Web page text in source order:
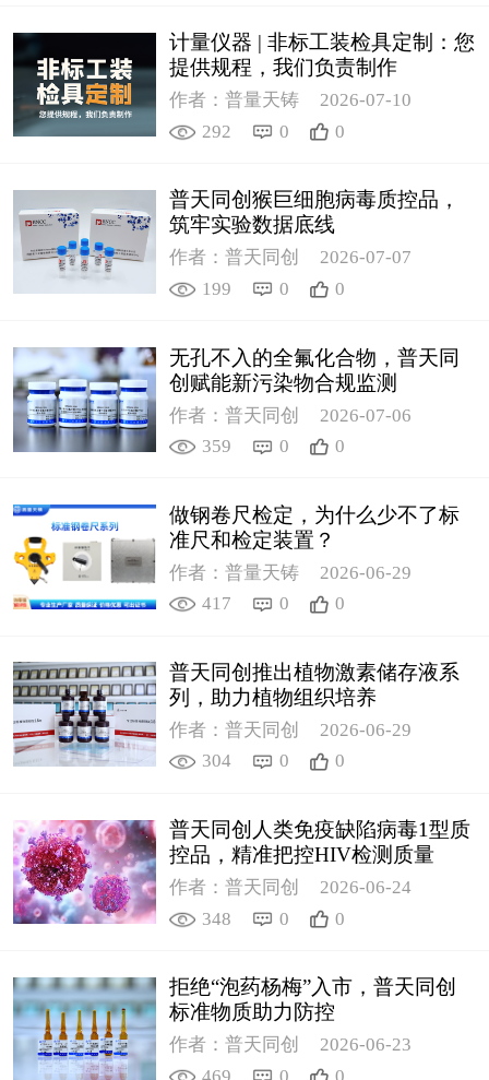
计量仪器 | 非标工装检具定制：您
提供规程，我们负责制作
作者：普量天铸
2026-07-10
292
0 0
普天同创猴巨细胞病毒质控品，
筑牢实验数据底线
作者：普天同创
2026-07-07
199
0 0
无孔不入的全氟化合物，普天同
创赋能新污染物合规监测
作者：普天同创
2026-07-06
359
0 0
做钢卷尺检定，为什么少不了标
准尺和检定装置？
作者：普量天铸
2026-06-29
417
0 0
普天同创推出植物激素储存液系
列，助力植物组织培养
作者：普天同创
2026-06-29
304
0 0
普天同创人类免疫缺陷病毒1型质
控品，精准把控HIV检测质量
作者：普天同创
2026-06-24
348
0 0
拒绝“泡药杨梅”入市，普天同创
标准物质助力防控
作者：普天同创
2026-06-23